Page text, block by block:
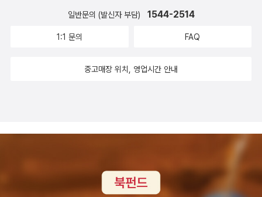
터 조지아의 여행물가, 방문기간에 따른 추천여행 일정들이 꼼꼼하게
빌리시는 트빌리시는 므크바리 강을 사이에 두고 신시가지와 구시가
어 있어요 1,500년 된 구시가지는 아직도 옛 모습을 그대로 간직하면
해요 왕립 정원으로 조성되어 약용 식물의 재배가 주목적이었는데 1
845년 5월, 공식적으로 근대적인 식물원으로 전환되었어요. 1888
일반문의 (발신자 부담) 1544-2514
1:1 문의 FAQ
중고매장 위치, 영업시간 안내